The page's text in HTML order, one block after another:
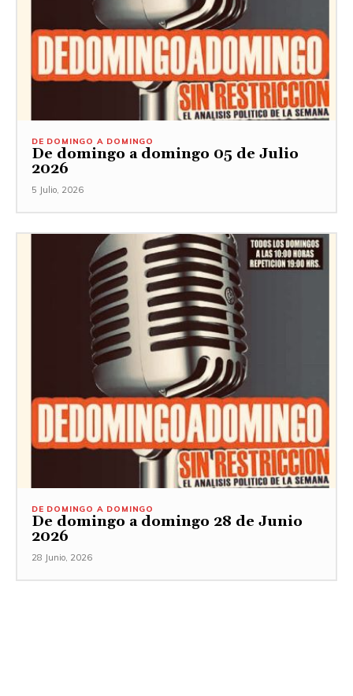
DE DOMINGO A DOMINGO
De domingo a domingo 05 de Julio
2026
5 Julio, 2026
DE DOMINGO A DOMINGO
De domingo a domingo 28 de Junio
2026
28 Junio, 2026